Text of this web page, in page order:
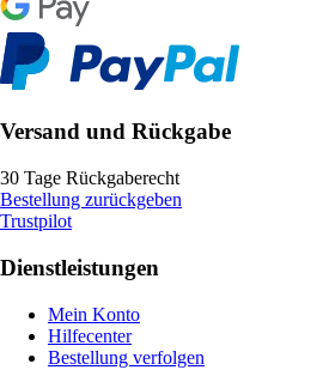
Versand und Rückgabe
30 Tage Rückgaberecht
Bestellung zurückgeben
Trustpilot
Dienstleistungen
Mein Konto
Hilfecenter
Bestellung verfolgen